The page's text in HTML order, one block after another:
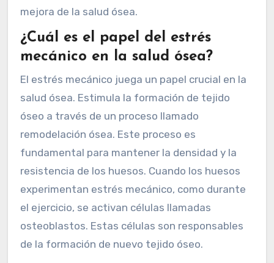
mejora de la salud ósea.
¿Cuál es el papel del estrés
mecánico en la salud ósea?
El estrés mecánico juega un papel crucial en la
salud ósea. Estimula la formación de tejido
óseo a través de un proceso llamado
remodelación ósea. Este proceso es
fundamental para mantener la densidad y la
resistencia de los huesos. Cuando los huesos
experimentan estrés mecánico, como durante
el ejercicio, se activan células llamadas
osteoblastos. Estas células son responsables
de la formación de nuevo tejido óseo.